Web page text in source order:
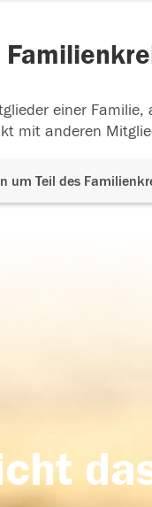
einer
mit anderen
um Teil des